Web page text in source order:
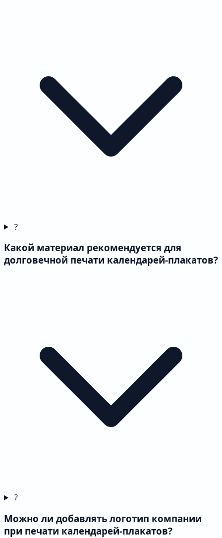
?
Какой материал рекомендуется для
долговечной печати календарей-плакатов?
?
Можно ли добавлять логотип компании
при печати календарей-плакатов?